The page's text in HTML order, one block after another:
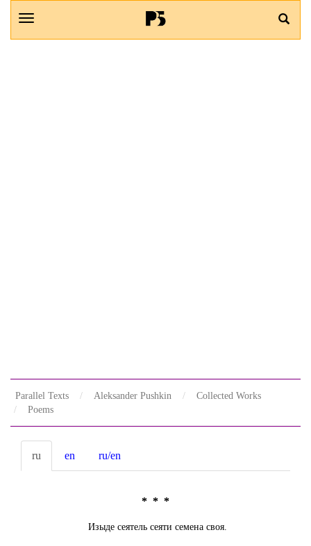
Parallel Texts Aleksander Pushkin
Collected Works
Poems
ru en ru/en
* * *
Изыде сеятель сеяти семена своя.